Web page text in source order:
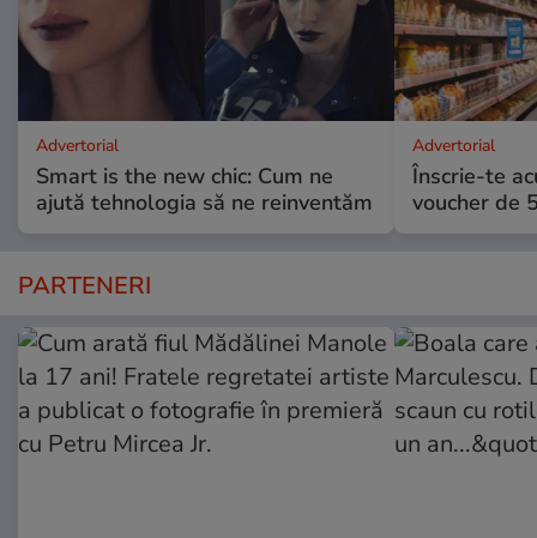
Advertorial
Smart is the new chic: Cum ne
ajută tehnologia să ne reinventăm
Advertorial
Înscrie-te
voucher de
PARTENERI